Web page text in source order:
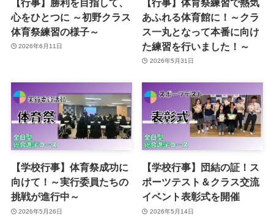
【行事】勝利を目指して、
心をひとつに ～初野クラス
体育祭練習の様子～
2026年6月11日
【行事】体育祭練習で熱気
あふれる体育館に！～クラ
ス一丸となって本番に向け
た練習を行いました！～
2026年5月31日
【学校行事】体育祭成功に
向けて！～実行委員たちの
挑戦が進行中～
2026年5月26日
【学校行事】団結の証！ス
ポーツテスト＆クラス交流
イベント表彰式を開催
2026年5月14日